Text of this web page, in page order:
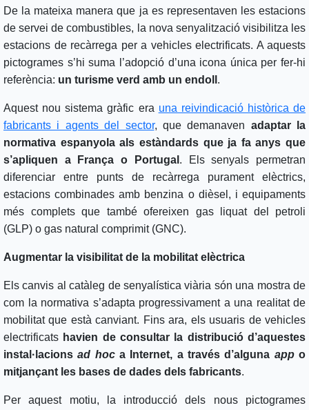
De la mateixa manera que ja es representaven les estacions
de servei de combustibles, la nova senyalització visibilitza les
estacions de recàrrega per a vehicles electrificats. A aquests
pictogrames s’hi suma l’adopció d’una icona única per fer-hi
referència: un turisme verd amb un endoll .
Aquest nou sistema gràfic era una reivindicació històrica de
fabricants i agents del sector, que demanaven adaptar la
normativa espanyola als estàndards que ja fa anys que
s’apliquen a França o Portugal . Els senyals permetran
diferenciar entre punts de recàrrega purament elèctrics,
estacions combinades amb benzina o dièsel, i equipaments
més complets que també ofereixen gas liquat del petroli
(GLP) o gas natural comprimit (GNC).
Augmentar la visibilitat de la mobilitat elèctrica
Els canvis al catàleg de senyalística viària són una mostra de
com la normativa s’adapta progressivament a una realitat de
mobilitat que està canviant. Fins ara, els usuaris de vehicles
electrificats havien de consultar la distribució d’aquestes
instal·lacionsad hoca Internet, a través d’alguna appo
mitjançant les bases de dades dels fabricants.
Per aquest motiu, la introducció dels nous pictogrames